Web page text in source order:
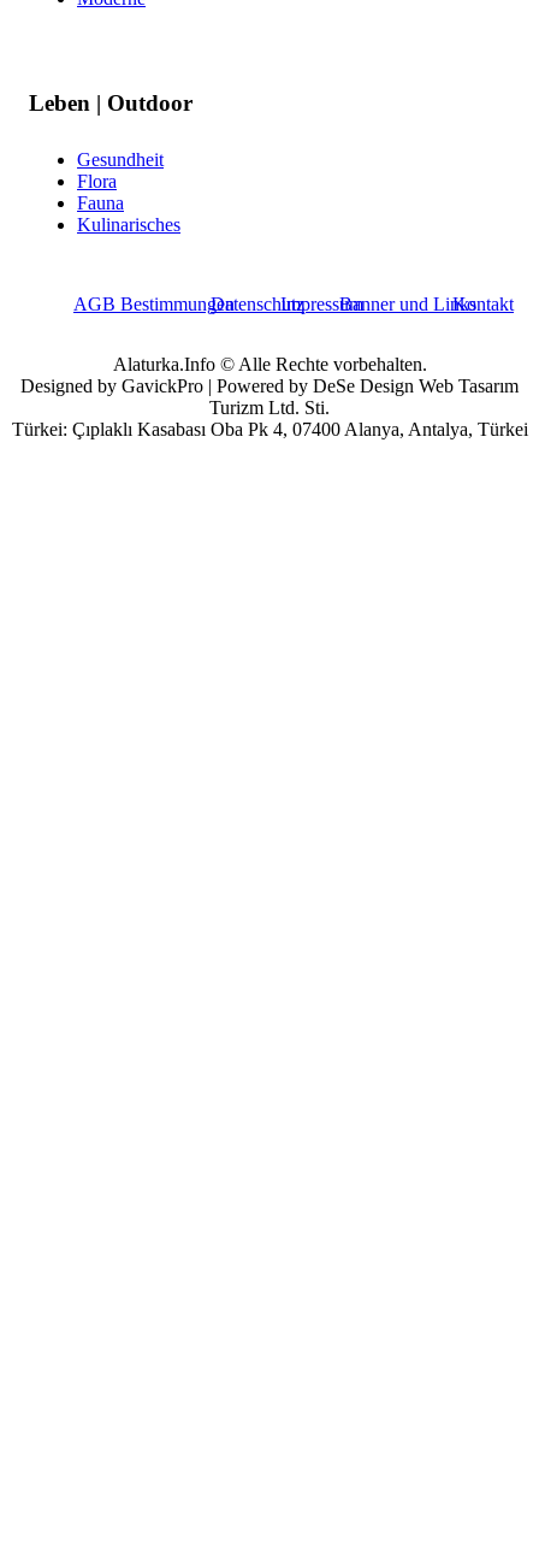
Leben | Outdoor
Gesundheit
Flora
Fauna
Kulinarisches
AGB BestimmungenDatenschutzImpressumBanner und LinksKontakt
Alaturka.Info © Alle Rechte vorbehalten.
Designed by GavickPro | Powered by DeSe Design Web Tasarım
Turizm Ltd. Sti.
Türkei: Çıplaklı Kasabası Oba Pk 4, 07400 Alanya, Antalya, Türkei